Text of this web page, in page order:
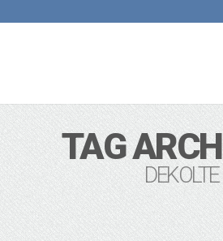
TAG
DEKOLTE